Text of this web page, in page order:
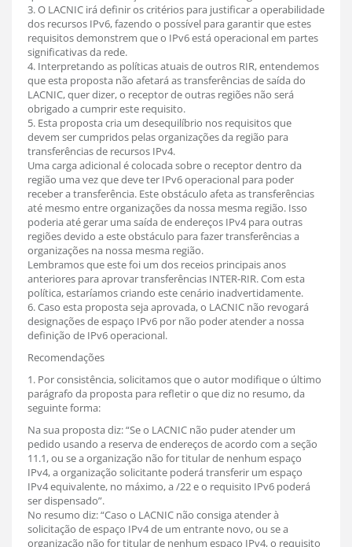
3. O LACNIC irá definir os critérios para justificar a operabilidade
dos recursos IPv6, fazendo o possível para garantir que estes
requisitos demonstrem que o IPv6 está operacional em partes
significativas da rede.
4. Interpretando as políticas atuais de outros RIR, entendemos
que esta proposta não afetará as transferências de saída do
LACNIC, quer dizer, o receptor de outras regiões não será
obrigado a cumprir este requisito.
5. Esta proposta cria um desequilíbrio nos requisitos que
devem ser cumpridos pelas organizações da região para
transferências de recursos IPv4.
Uma carga adicional é colocada sobre o receptor dentro da
região uma vez que deve ter IPv6 operacional para poder
receber a transferência. Este obstáculo afeta as transferências
até mesmo entre organizações da nossa mesma região. Isso
poderia até gerar uma saída de endereços IPv4 para outras
regiões devido a este obstáculo para fazer transferências a
organizações na nossa mesma região.
Lembramos que este foi um dos receios principais anos
anteriores para aprovar transferências INTER-RIR. Com esta
política, estaríamos criando este cenário inadvertidamente.
6. Caso esta proposta seja aprovada, o LACNIC não revogará
designações de espaço IPv6 por não poder atender a nossa
definição de IPv6 operacional.
Recomendações
1. Por consistência, solicitamos que o autor modifique o último
parágrafo da proposta para refletir o que diz no resumo, da
seguinte forma:
Na sua proposta diz: “Se o LACNIC não puder atender um
pedido usando a reserva de endereços de acordo com a seção
11.1, ou se a organização não for titular de nenhum espaço
IPv4, a organização solicitante poderá transferir um espaço
IPv4 equivalente, no máximo, a /22 e o requisito IPv6 poderá
ser dispensado”.
No resumo diz: “Caso o LACNIC não consiga atender à
solicitação de espaço IPv4 de um entrante novo, ou se a
organização não for titular de nenhum espaço IPv4, o requisito